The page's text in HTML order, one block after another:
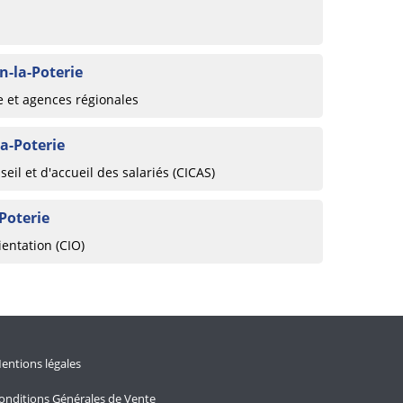
la-Poterie
et agences régionales
Poterie
et d'accueil des salariés (CICAS)
(CIO)
légales
Générales de Vente